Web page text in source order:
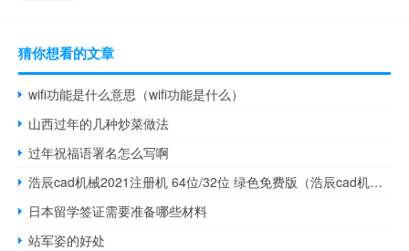
猜你想看的文章
wifi功能是什么意思（wifi功能是什么）
山西过年的几种炒菜做法
过年祝福语署名怎么写啊
浩辰cad机械2021注册机 64位/32位 绿色免费版（浩辰cad机械2021注册机 64位/32位 绿色免费版功能简介）
日本留学签证需要准备哪些材料
站军姿的好处